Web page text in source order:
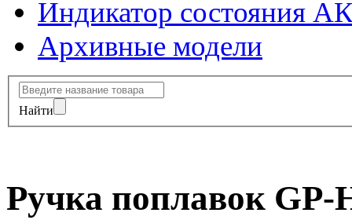
Индикатор состояния
Архивные модели
Найти
Ручка поплавок GP-